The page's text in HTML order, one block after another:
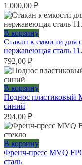
1 000,00 ₽
В корзину
Стакан к емкости для
нержавеющая сталь
792,00 ₽
В корзину
Поднос пластиковый
синий
294,00 ₽
В корзину
Френч-пресс MVQ
сталь